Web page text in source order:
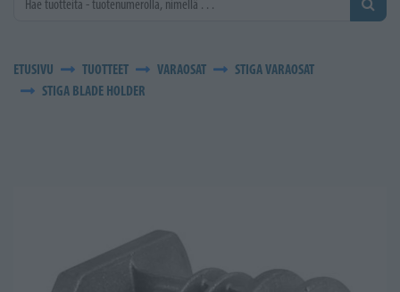
ETUSIVU TUOTTEET VARAOSAT
STIGA VARAOSAT
STIGA BLADE HOLDER